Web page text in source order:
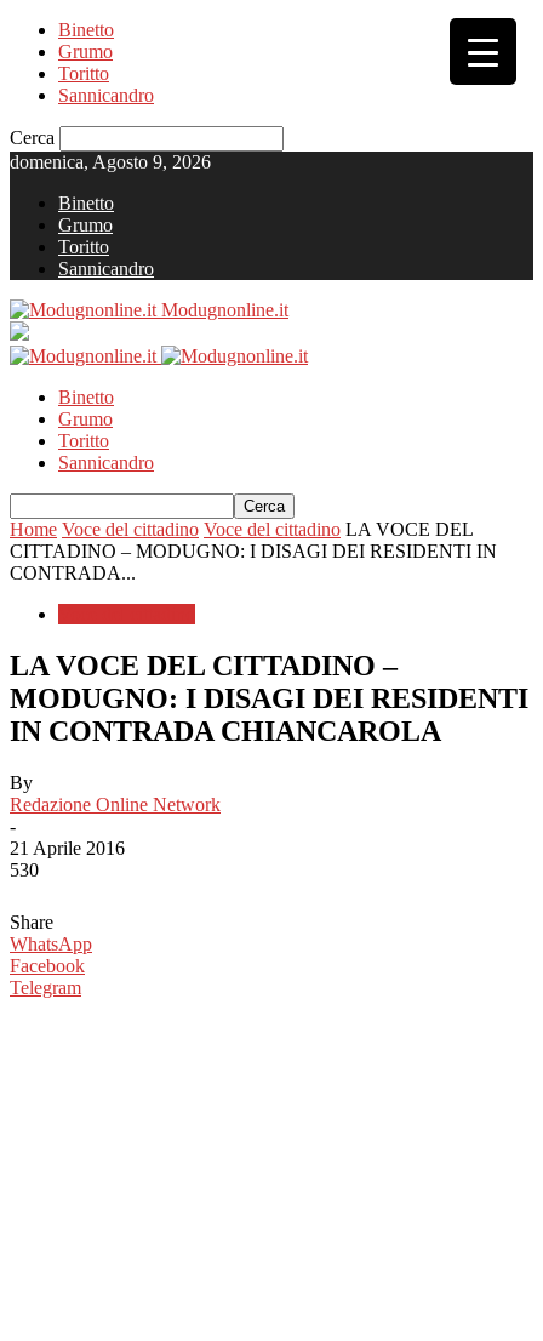
Binetto
Grumo
Toritto
Sannicandro
Cerca
domenica, Agosto 9, 2026
Binetto
Grumo
Toritto
Sannicandro
Modugnonline.it
Binetto
Grumo
Toritto
Sannicandro
Home Voce del cittadino Voce del cittadino LA VOCE DEL
CITTADINO – MODUGNO: I DISAGI DEI RESIDENTI IN
CONTRADA...
LA VOCE DEL CITTADINO –
MODUGNO: I DISAGI DEI RESIDENTI
IN CONTRADA CHIANCAROLA
By
Redazione Online Network
-
21 Aprile 2016
530
Share
WhatsApp
Facebook
Telegram